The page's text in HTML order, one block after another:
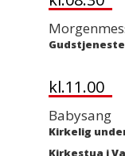
Gudstjeneste
kl.11.00
Babysang
Kirkelig
Kirkestua i